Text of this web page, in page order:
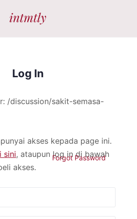
Log In
/discussion/sakit-semasa-
akses kepada page ini.
sini, ataupun log in di bawah
akses.
Forgot Password